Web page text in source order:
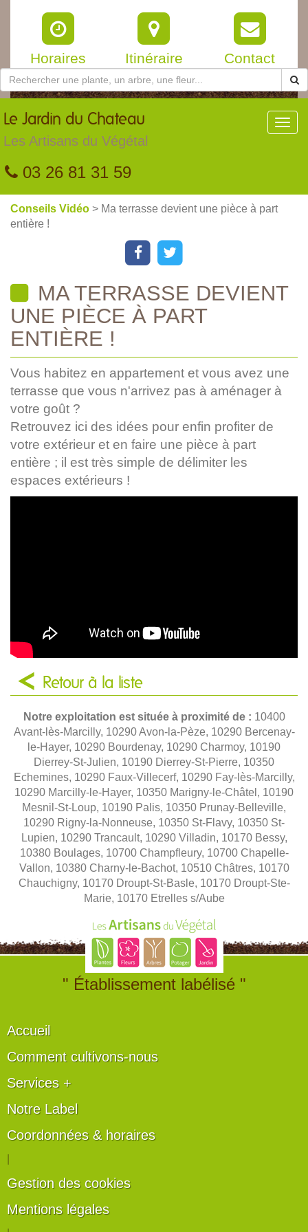
Horaires Itinéraire Contact
Le Jardin du Chateau
Les Artisans du Végétal
03 26 81 31 59
Conseils Vidéo > Ma terrasse devient une pièce à part
entière !
MA TERRASSE DEVIENT
UNE PIÈCE À PART
ENTIÈRE !
Vous habitez en appartement et vous avez une
terrasse que vous n'arrivez pas à aménager à
votre goût ?
Retrouvez ici des idées pour enfin profiter de
votre extérieur et en faire une pièce à part
entière ; il est très simple de délimiter les
espaces extérieurs !
Retour à la liste
Notre exploitation est située à proximité de : 10400
Avant-lès-Marcilly, 10290 Avon-la-Pèze, 10290 Bercenay-
le-Hayer, 10290 Bourdenay, 10290 Charmoy, 10190
Dierrey-St-Julien, 10190 Dierrey-St-Pierre, 10350
Echemines, 10290 Faux-Villecerf, 10290 Fay-lès-Marcilly,
10290 Marcilly-le-Hayer, 10350 Marigny-le-Châtel, 10190
Mesnil-St-Loup, 10190 Palis, 10350 Prunay-Belleville,
10290 Rigny-la-Nonneuse, 10350 St-Flavy, 10350 St-
Lupien, 10290 Trancault, 10290 Villadin, 10170 Bessy,
10380 Boulages, 10700 Champfleury, 10700 Chapelle-
Vallon, 10380 Charny-le-Bachot, 10510 Châtres, 10170
Chauchigny, 10170 Droupt-St-Basle, 10170 Droupt-Ste-
Marie, 10170 Etrelles s/Aube
" Établissement labélisé "
Accueil
Comment cultivons-nous
Services +
Notre Label
Coordonnées & horaires
Gestion des cookies
Mentions légales